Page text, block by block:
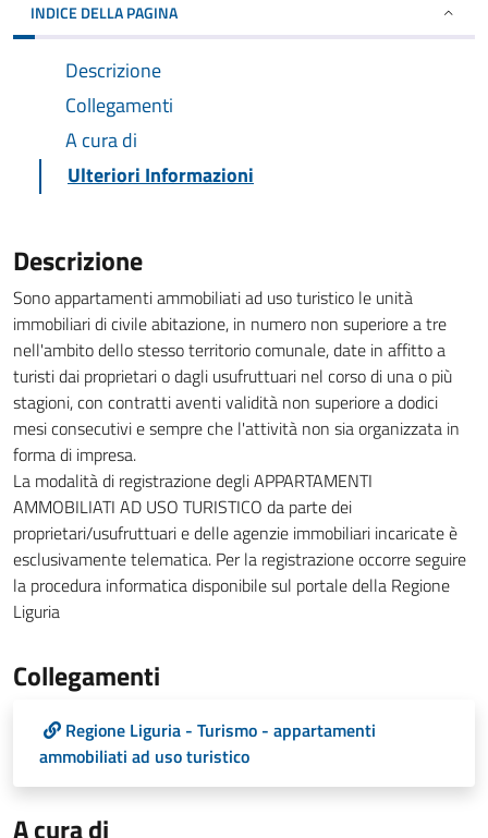
INDICE DELLA PAGINA
Descrizione
Collegamenti
A cura di
Ulteriori Informazioni
Descrizione
Sono appartamenti ammobiliati ad uso turistico le unità
immobiliari di civile abitazione, in numero non superiore a tre
nell'ambito dello stesso territorio comunale, date in affitto a
turisti dai proprietari o dagli usufruttuari nel corso di una o più
stagioni, con contratti aventi validità non superiore a dodici
mesi consecutivi e sempre che l'attività non sia organizzata in
forma di impresa.
La modalità di registrazione degli APPARTAMENTI
AMMOBILIATI AD USO TURISTICO da parte dei
proprietari/usufruttuari e delle agenzie immobiliari incaricate è
esclusivamente telematica. Per la registrazione occorre seguire
la procedura informatica disponibile sul portale della Regione
Liguria
Collegamenti
Regione Liguria - Turismo - appartamenti
ammobiliati ad uso turistico
A cura di